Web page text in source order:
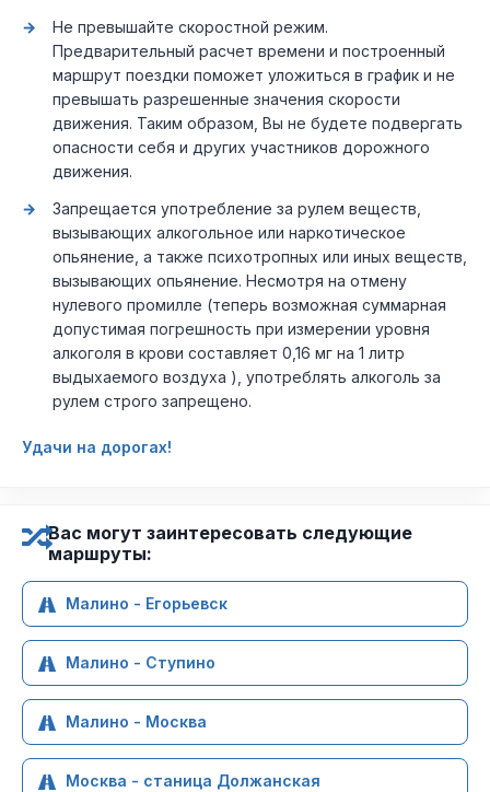
Не превышайте скоростной режим.
Предварительный расчет времени и построенный
маршрут поездки поможет уложиться в график и не
превышать разрешенные значения скорости
движения. Таким образом, Вы не будете подвергать
опасности себя и других участников дорожного
движения.
Запрещается употребление за рулем веществ,
вызывающих алкогольное или наркотическое
опьянение, а также психотропных или иных веществ,
вызывающих опьянение. Несмотря на отмену
нулевого промилле (теперь возможная суммарная
допустимая погрешность при измерении уровня
алкоголя в крови составляет 0,16 мг на 1 литр
выдыхаемого воздуха ), употреблять алкоголь за
рулем строго запрещено.
Удачи на дорогах!
Вас могут заинтересовать следующие
маршруты:
Малино - Егорьевск
Малино - Ступино
Малино - Москва
Москва - станица Должанская